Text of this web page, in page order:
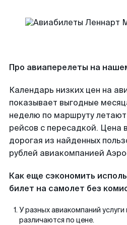
Про авиаперелеты на
Календарь низких цен на
показывает выгодные
неделю по маршруту
рейсов с пересадкой. Цена
дорогая из найденных
рублей авиакомпанией
Как еще сэкономить
билет на самолет без
У разных авиакомпаний
различаются по цене.